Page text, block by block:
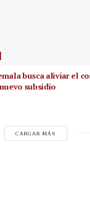
busca aliviar el
subsidio
CARGAR MÁS